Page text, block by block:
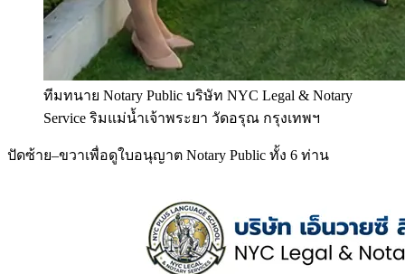
ทีมทนาย Notary Public บริษัท NYC Legal & Notary
Service ริมแม่น้ำเจ้าพระยา วัดอรุณ กรุงเทพฯ
ปัดซ้าย–ขวาเพื่อดูใบอนุญาต Notary Public ทั้ง 6 ท่าน